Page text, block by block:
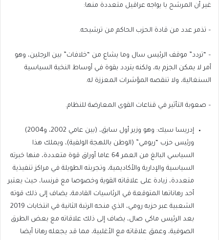
غير أن المرشح با يواجه عراقيل متعددة منها:
– تذمر عدد من قادة الحزب الحاكم من ترشيحه.
– “تردد” موقف الرئيس سال وما يشاع من “خلافات” بين الرجلين، وهو
أمر لا يمكن الجزم به، ولكنه يتردد بقوة في أوساط النخبة السياسية
السنغالية، ولا تنقصه المؤشرات المعززة له.
– صعوبة التأثير في قناعات القوى المعارضة للنظام.
إدريسا سيك: وهو وزير أول سابق، (بين عامي 2002، و2004)
ورئيس حزب “ريومي” (الوطن باللهجة الولفية)، ويملك هذا
السياسي البالغ من العمر 64 عاما أوراق قوة متعددة، منها خبرته
السياسية والإدارية والأكاديمية، وتجربته الطويلة في مراكز تنفيذية
متعددة، زيادة على علاقاته القوية وخصوصا مع فرنسا، حيث يعتبر
أحد رهاناتها المتوقعة في الرئاسيات القادمة، يضاف إلى ذلك قوته
الشعبية عبر حزبه رومي، الذي منحه الرتبة الثانية في انتخابات 2019
بعد الرئيس ماكي صال، يضاف إلى ذلك علاقاته مع بعض الطرق
الصوفية، وعمق علاقاته مع الأغلبية، مما قد يجعله رهانا أيضا